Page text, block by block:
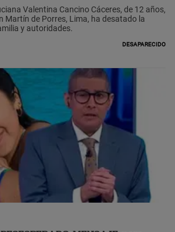
Valentina Cancino Cáceres, de 12 años,
Martín de Porres, Lima, ha desatado la
y autoridades.
Desaparecido